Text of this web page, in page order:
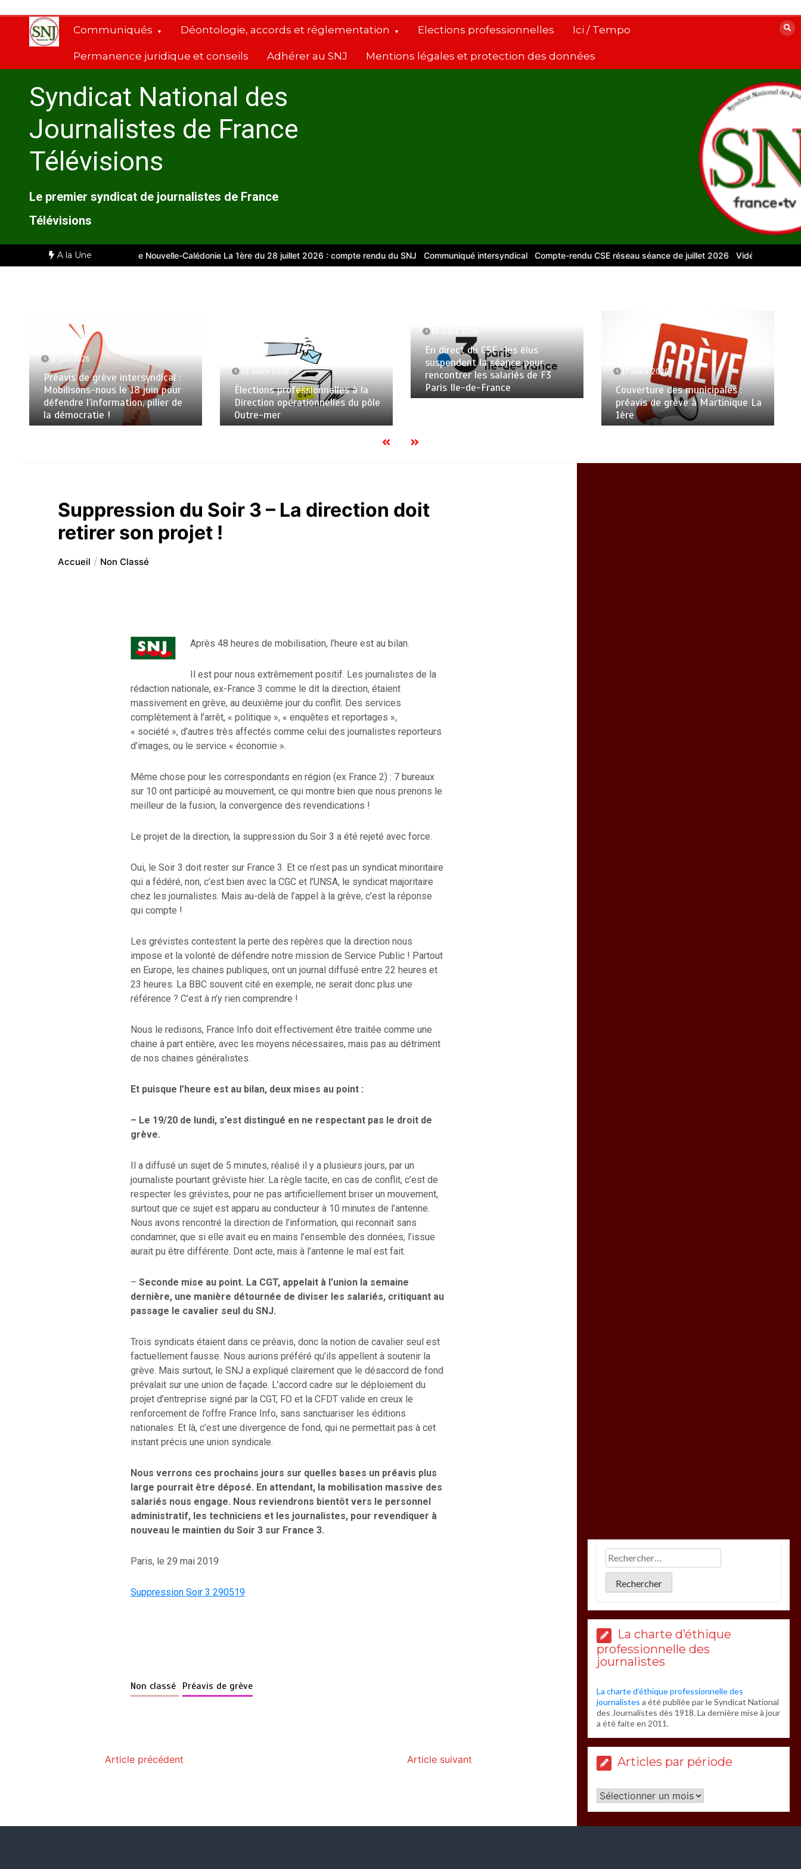
contenu
Communiqués Déontologie, accords et réglementation Elections professionnelles Ici / Tempo
Permanence juridique et conseils Adhérer au SNJ Mentions légales et protection des données
Syndicat National des
Journalistes de France
Télévisions
Le premier syndicat de journalistes de France
Télévisions
A la Une
Comité d’entreprise de Nouvelle-Calédonie La 1ère du 28 juillet 2026 : compte rendu du SNJ Communiqué intersyndical Compte-rendu CSE réseau séance de juillet 2026 Vidéos pour le
11 juin 2026
Préavis de grève intersyndical :
Mobilisons-nous le 18 juin pour
défendre l’information, pilier de
la démocratie !
26 mars 2026
Élections professionnelles à la
Direction opérationnelles du pôle
Outre-mer
19 mars 2026
En direct du CSE : les élus
suspendent la séance pour
rencontrer les salariés de F3
Paris Ile-de-France
17 mars 2026
Couverture des municipales :
préavis de grève à Martinique La
1ère
Suppression du Soir 3 – La direction doit
retirer son projet !
Accueil Non Classé
Après 48 heures de mobilisation, l’heure est au bilan.
Il est pour nous extrêmement positif. Les journalistes de la
rédaction nationale, ex-France 3 comme le dit la direction, étaient
massivement en grève, au deuxième jour du conflit. Des services
complètement à l’arrêt, « politique », « enquêtes et reportages »,
« société », d’autres très affectés comme celui des journalistes reporteurs
d’images, ou le service « économie ».
Même chose pour les correspondants en région (ex France 2) : 7 bureaux
sur 10 ont participé au mouvement, ce qui montre bien que nous prenons le
meilleur de la fusion, la convergence des revendications !
Le projet de la direction, la suppression du Soir 3 a été rejeté avec force.
Oui, le Soir 3 doit rester sur France 3. Et ce n’est pas un syndicat minoritaire
qui a fédéré, non, c’est bien avec la CGC et l’UNSA, le syndicat majoritaire
chez les journalistes. Mais au-delà de l’appel à la grève, c’est la réponse
qui compte !
Les grévistes contestent la perte des repères que la direction nous
impose et la volonté de défendre notre mission de Service Public ! Partout
en Europe, les chaines publiques, ont un journal diffusé entre 22 heures et
23 heures. La BBC souvent cité en exemple, ne serait donc plus une
référence ? C’est à n’y rien comprendre !
Nous le redisons, France Info doit effectivement être traitée comme une
chaine à part entière, avec les moyens nécessaires, mais pas au détriment
de nos chaines généralistes.
Et puisque l’heure est au bilan, deux mises au point :
– Le 19/20 de lundi, s’est distingué en ne respectant pas le droit de
grève.
Il a diffusé un sujet de 5 minutes, réalisé il y a plusieurs jours, par un
journaliste pourtant gréviste hier. La règle tacite, en cas de conflit, c’est de
respecter les grévistes, pour ne pas artificiellement briser un mouvement,
surtout que ce sujet est apparu au conducteur à 10 minutes de l’antenne.
Nous avons rencontré la direction de l’information, qui reconnait sans
condamner, que si elle avait eu en mains l’ensemble des données, l’issue
aurait pu être différente. Dont acte, mais à l’antenne le mal est fait.
– Seconde mise au point. La CGT, appelait à l’union la semaine
dernière, une manière détournée de diviser les salariés, critiquant au
passage le cavalier seul du SNJ.
Trois syndicats étaient dans ce préavis, donc la notion de cavalier seul est
factuellement fausse. Nous aurions préféré qu’ils appellent à soutenir la
grève. Mais surtout, le SNJ a expliqué clairement que le désaccord de fond
prévalait sur une union de façade. L’accord cadre sur le déploiement du
projet d’entreprise signé par la CGT, FO et la CFDT valide en creux le
renforcement de l’offre France Info, sans sanctuariser les éditions
nationales. Et là, c’est une divergence de fond, qui ne permettait pas à cet
instant précis une union syndicale.
Nous verrons ces prochains jours sur quelles bases un préavis plus
large pourrait être déposé. En attendant, la mobilisation massive des
salariés nous engage. Nous reviendrons bientôt vers le personnel
administratif, les techniciens et les journalistes, pour revendiquer à
nouveau le maintien du Soir 3 sur France 3.
Paris, le 29 mai 2019
Suppression Soir 3 290519
Non classé Préavis de grève
Article précédent Article suivant
La charte d’éthique
professionnelle des
journalistes
La charte d’éthique professionnelle des
journalistes a été publiée par le Syndicat National
des Journalistes dès 1918. La dernière mise à jour
a été faite en 2011.
Articles par période
Articles
par
période